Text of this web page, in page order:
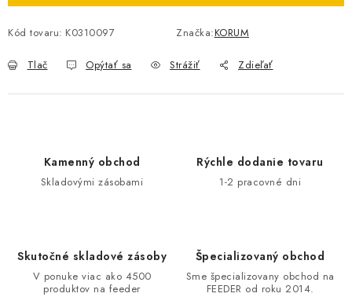
DOPRAVA
ZNAČKY
Kód tovaru: K0310097 Značka:KORUM
Tlač Opýtať sa Strážiť Zdieľať
Kamenný obchod
Skladovými zásobami
Rýchle dodanie tovaru
1-2 pracovné dni
Skutočné skladové zásoby
V ponuke viac ako 4500
produktov na feeder
Špecializovaný obchod
Sme špecializovany obchod na
FEEDER od roku 2014.